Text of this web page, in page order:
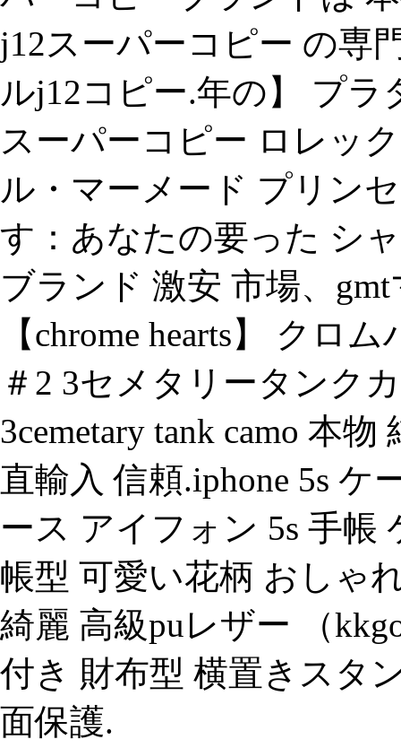
j12スーパーコピー の専
ルj12コピー.年の】 プラ
スーパーコピー ロレッ
ル・マーメード プリン
す：あなたの要った シ
ブランド 激安 市場、
【chrome hearts】 クロ
＃2 3セメタリータンク
3cemetary tank camo 本
直輸入 信頼.iphone 5s ケ
ース アイフォン 5s 手帳
帳型 可愛い花柄 おしゃ
綺麗 高級puレザー （
付き 財布型 横置きスタ
面保護.